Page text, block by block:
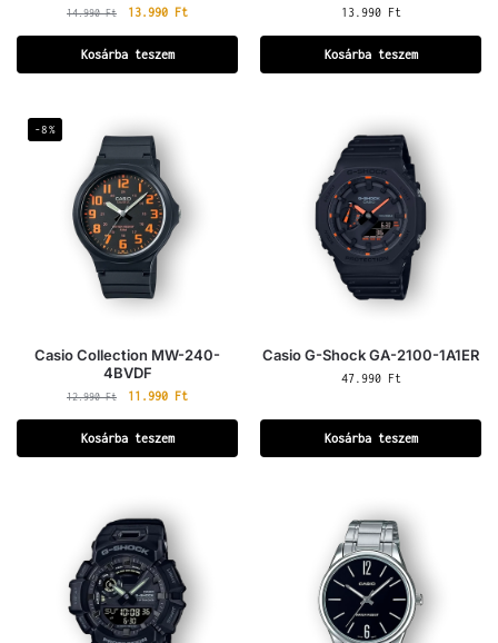
14.990Ft 13.990 Ft
Kosárba teszem
13.990 Ft
Kosárba teszem
-8%
Casio Collection MW-240-
4BVDF
12.990Ft 11.990 Ft
Kosárba teszem
Casio G-Shock GA-2100-1A1ER
47.990 Ft
Kosárba teszem